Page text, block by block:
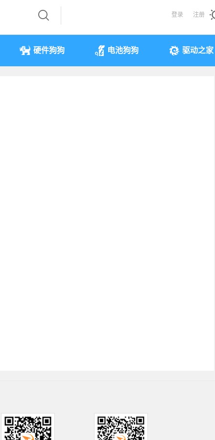
登录 注册
硬件狗狗 电池狗狗 驱动之家